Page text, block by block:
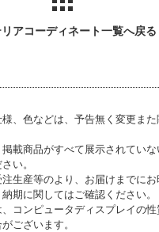
アコーディネート一覧へ戻る
、色などは、予告無く変更また
載商品がすべて展示されてい
い。
生産等のより、お届けまでに
期に関してはご確認ください。
コンピュータディスプレイの性
ございます。